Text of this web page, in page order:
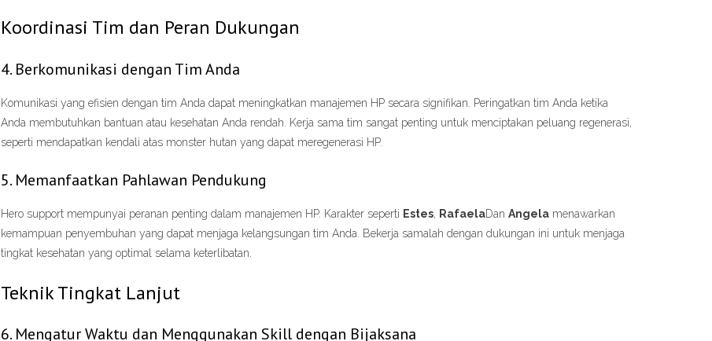
Koordinasi Tim dan Peran Dukungan
4. Berkomunikasi dengan Tim Anda
Komunikasi yang efisien dengan tim Anda dapat meningkatkan manajemen HP secara signifikan. Peringatkan tim Anda ketika
Anda membutuhkan bantuan atau kesehatan Anda rendah. Kerja sama tim sangat penting untuk menciptakan peluang regenerasi,
seperti mendapatkan kendali atas monster hutan yang dapat meregenerasi HP.
5. Memanfaatkan Pahlawan Pendukung
Hero support mempunyai peranan penting dalam manajemen HP. Karakter seperti Estes, RafaelaDan Angelamenawarkan
kemampuan penyembuhan yang dapat menjaga kelangsungan tim Anda. Bekerja samalah dengan dukungan ini untuk menjaga
tingkat kesehatan yang optimal selama keterlibatan.
Teknik Tingkat Lanjut
6. Mengatur Waktu dan Menggunakan Skill dengan Bijaksana